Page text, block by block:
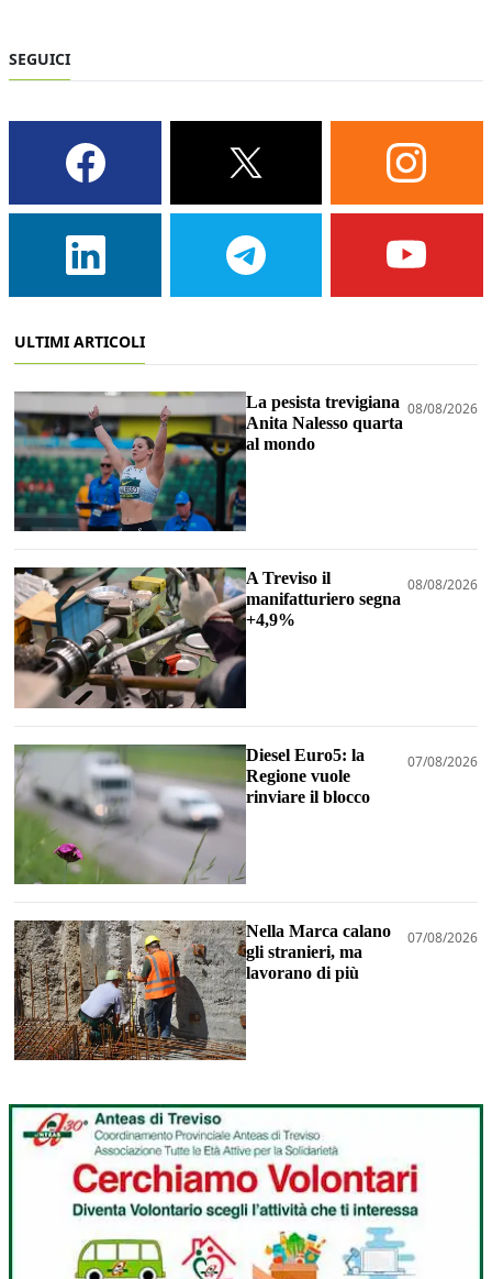
SEGUICI
ULTIMI ARTICOLI
La pesista trevigiana
Anita Nalesso quarta
al mondo
08/08/2026
A Treviso il
manifatturiero segna
+4,9%
08/08/2026
Diesel Euro5: la
Regione vuole
rinviare il blocco
07/08/2026
Nella Marca calano
gli stranieri, ma
lavorano di più
07/08/2026